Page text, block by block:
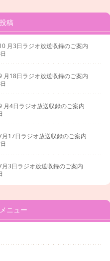
稿
月3日ラジオ放送収録のご案内
18日ラジオ放送収録のご案内
4日ラジオ放送収録のご案内
17日ラジオ放送収録のご案内
3日ラジオ放送収録のご案内
ニュー